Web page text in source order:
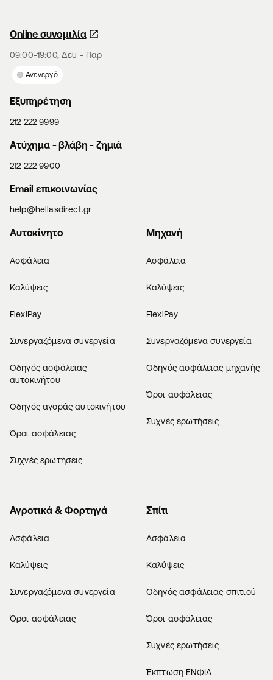
Online συνομιλία
09:00-19:00, Δευ - Παρ
Ανενεργό
Εξυπηρέτηση
212 222 9999
Aτύχημα - βλάβη - ζημιά
212 222 9900
Email επικοινωνίας
help@hellasdirect.gr
Αυτοκίνητο
Ασφάλεια
Καλύψεις
FlexiPay
Συνεργαζόμενα συνεργεία
Οδηγός ασφάλειας
αυτοκινήτου
Οδηγός αγοράς αυτοκινήτου
Όροι ασφάλειας
Συχνές ερωτήσεις
Μηχανή
Ασφάλεια
Καλύψεις
FlexiPay
Συνεργαζόμενα συνεργεία
Οδηγός ασφάλειας μηχανής
Όροι ασφάλειας
Συχνές ερωτήσεις
Αγροτικά & Φορτηγά
Ασφάλεια
Καλύψεις
Συνεργαζόμενα συνεργεία
Όροι ασφάλειας
Σπίτι
Ασφάλεια
Καλύψεις
Οδηγός ασφάλειας σπιτιού
Όροι ασφάλειας
Συχνές ερωτήσεις
Έκπτωση ΕΝΦΙΑ